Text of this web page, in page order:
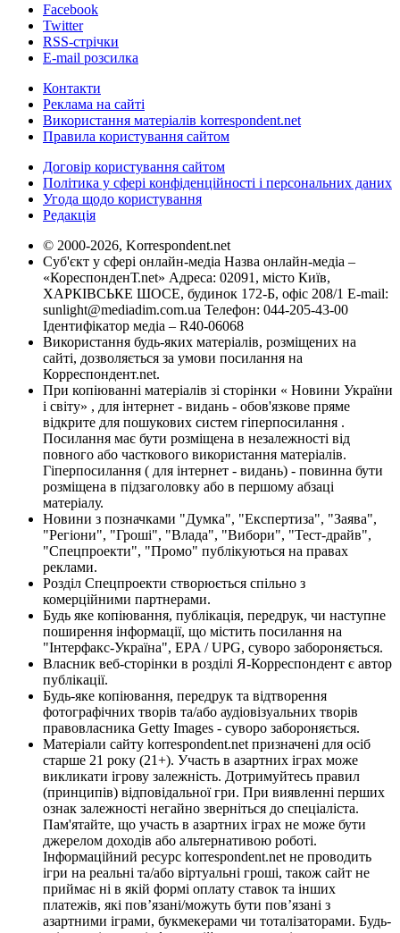
Facebook
Twitter
RSS-стрічки
E-mail розсилка
Контакти
Реклама на сайті
Використання матеріалів korrespondent.net
Правила користування сайтом
Договір користування сайтом
Політика у сфері конфіденційності і персональних даних
Угода щодо користування
Редакція
© 2000-2026, Korrespondent.net
Суб'єкт у сфері онлайн-медіа Назва онлайн-медіа –
«КореспонденТ.net» Адреса: 02091, місто Київ,
ХАРКІВСЬКЕ ШОСЕ, будинок 172-Б, офіс 208/1 E-mail:
sunlight@mediadim.com.ua Телефон: 044-205-43-00
Ідентифікатор медіа – R40-06068
Використання будь-яких матеріалів, розміщених на
сайті, дозволяється за умови посилання на
Корреспондент.net.
При копіюванні матеріалів зі сторінки « Новини України
і світу» , для інтернет - видань - обов'язкове пряме
відкрите для пошукових систем гіперпосилання .
Посилання має бути розміщена в незалежності від
повного або часткового використання матеріалів.
Гіперпосилання ( для інтернет - видань) - повинна бути
розміщена в підзаголовку або в першому абзаці
матеріалу.
Новини з позначками "Думка", "Експертиза", "Заява",
"Регіони", "Гроші", "Влада", "Вибори", "Тест-драйв",
"Спецпроекти", "Промо" публікуються на правах
реклами.
Розділ Спецпроекти створюється спільно з
комерційними партнерами.
Будь яке копіювання, публікація, передрук, чи наступне
поширення інформації, що містить посилання на
"Інтерфакс-Україна", EPA / UPG, суворо забороняється.
Власник веб-сторінки в розділі Я-Корреспондент є автор
публікації.
Будь-яке копіювання, передрук та відтворення
фотографічних творів та/або аудіовізуальних творів
правовласника Getty Images - суворо забороняється.
Матеріали сайту korrespondent.net призначені для осіб
старше 21 року (21+). Участь в азартних іграх може
викликати ігрову залежність. Дотримуйтесь правил
(принципів) відповідальної гри. При виявленні перших
ознак залежності негайно зверніться до спеціаліста.
Пам'ятайте, що участь в азартних іграх не може бути
джерелом доходів або альтернативою роботі.
Інформаційний ресурс korrespondent.net не проводить
ігри на реальні та/або віртуальні гроші, також сайт не
приймає ні в якій формі оплату ставок та інших
платежів, які пов’язані/можуть бути пов’язані з
азартними іграми, букмекерами чи тоталізаторами. Будь-